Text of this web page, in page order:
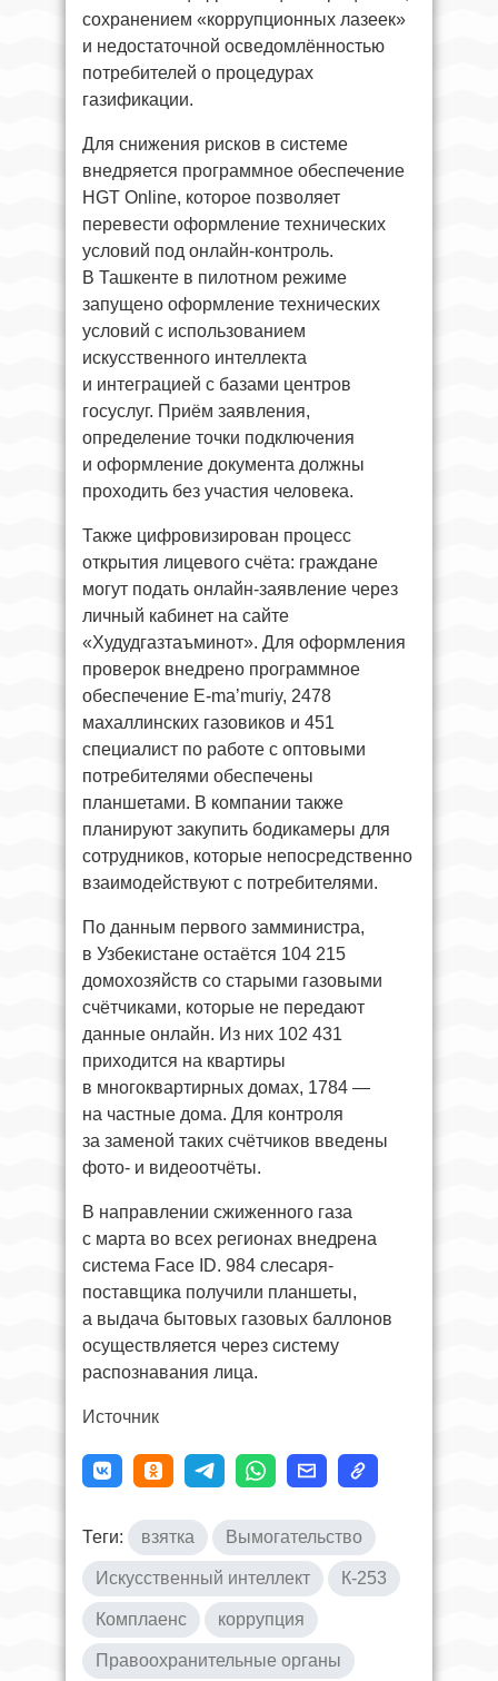
сохранением «коррупционных лазеек»
и недостаточной осведомлённостью
потребителей о процедурах
газификации.
Для снижения рисков в системе
внедряется программное обеспечение
HGT Online, которое позволяет
перевести оформление технических
условий под онлайн-контроль.
В Ташкенте в пилотном режиме
запущено оформление технических
условий с использованием
искусственного интеллекта
и интеграцией с базами центров
госуслуг. Приём заявления,
определение точки подключения
и оформление документа должны
проходить без участия человека.
Также цифровизирован процесс
открытия лицевого счёта: граждане
могут подать онлайн-заявление через
личный кабинет на сайте
«Худудгазтаъминот». Для оформления
проверок внедрено программное
обеспечение E-ma’muriy, 2478
махаллинских газовиков и 451
специалист по работе с оптовыми
потребителями обеспечены
планшетами. В компании также
планируют закупить бодикамеры для
сотрудников, которые непосредственно
взаимодействуют с потребителями.
По данным первого замминистра,
в Узбекистане остаётся 104 215
домохозяйств со старыми газовыми
счётчиками, которые не передают
данные онлайн. Из них 102 431
приходится на квартиры
в многоквартирных домах, 1784 —
на частные дома. Для контроля
за заменой таких счётчиков введены
фото- и видеоотчёты.
В направлении сжиженного газа
с марта во всех регионах внедрена
система Face ID. 984 слесаря-
поставщика получили планшеты,
а выдача бытовых газовых баллонов
осуществляется через систему
распознавания лица.
Источник
Теги: взятка Вымогательство
Искусственный интеллект К-253
Комплаенс коррупция
Правоохранительные органы